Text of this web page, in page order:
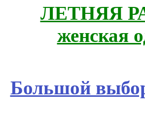
ЛЕТНЯЯ
женская
Большой